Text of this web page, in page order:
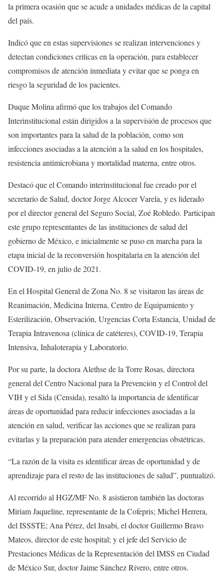
la primera ocasión que se acude a unidades médicas de la capital
del país.
Indicó que en estas supervisiones se realizan intervenciones y
detectan condiciones críticas en la operación, para establecer
compromisos de atención inmediata y evitar que se ponga en
riesgo la seguridad de los pacientes.
Duque Molina afirmó que los trabajos del Comando
Interinstitucional están dirigidos a la supervisión de procesos que
son importantes para la salud de la población, como son
infecciones asociadas a la atención a la salud en los hospitales,
resistencia antimicrobiana y mortalidad materna, entre otros.
Destacó que el Comando interinstitucional fue creado por el
secretario de Salud, doctor Jorge Alcocer Varela, y es liderado
por el director general del Seguro Social, Zoé Robledo. Participan
este grupo representantes de las instituciones de salud del
gobierno de México, e inicialmente se puso en marcha para la
etapa inicial de la reconversión hospitalaria en la atención del
COVID-19, en julio de 2021.
En el Hospital General de Zona No. 8 se visitaron las áreas de
Reanimación, Medicina Interna, Centro de Equipamiento y
Esterilización, Observación, Urgencias Corta Estancia, Unidad de
Terapia Intravenosa (clínica de catéteres), COVID-19, Terapia
Intensiva, Inhaloterapia y Laboratorio.
Por su parte, la doctora Alethse de la Torre Rosas, directora
general del Centro Nacional para la Prevención y el Control del
VIH y el Sida (Censida), resaltó la importancia de identificar
áreas de oportunidad para reducir infecciones asociadas a la
atención en salud, verificar las acciones que se realizan para
evitarlas y la preparación para atender emergencias obstétricas.
“La razón de la visita es identificar áreas de oportunidad y de
aprendizaje para el resto de las instituciones de salud”, puntualizó.
Al recorrido al HGZ/MF No. 8 asistieron también las doctoras
Miriam Jaqueline, representante de la Cofepris; Michel Herrera,
del ISSSTE; Ana Pérez, del Insabi, el doctor Guillermo Bravo
Mateos, director de este hospital; y el jefe del Servicio de
Prestaciones Médicas de la Representación del IMSS en Ciudad
de México Sur, doctor Jaime Sánchez Rivero, entre otros.